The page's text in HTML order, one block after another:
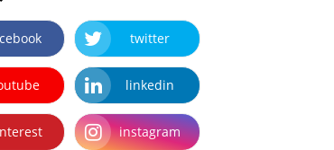
twitter
linkedin
instagram